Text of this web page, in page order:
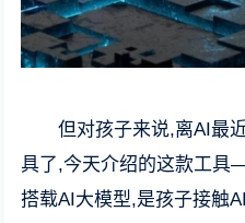
但对孩子来说,离AI最
具了,今天介绍的这款工
搭载AI大模型,是孩子接触